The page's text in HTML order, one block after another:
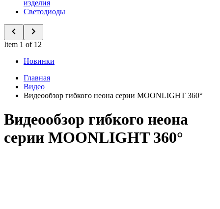
изделия
Светодиоды
Item 1 of 12
Новинки
Главная
Видео
Видеообзор гибкого неона серии MOONLIGHT 360°
Видеообзор гибкого неона
серии MOONLIGHT 360°